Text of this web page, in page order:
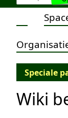
Speciale
Wiki